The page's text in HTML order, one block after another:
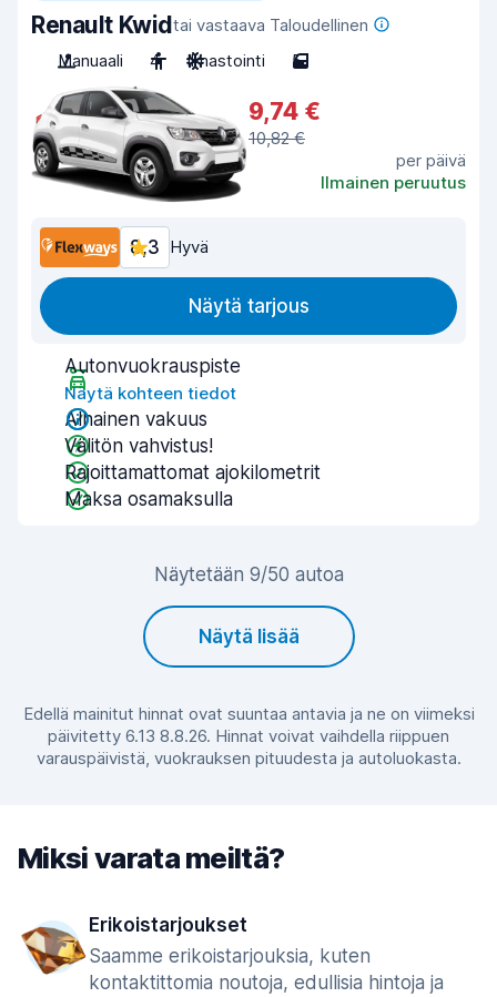
Renault Kwidtai vastaava Taloudellinen
Manuaali
4 Ilmastointi 5
9,74 €
10,82 €
per päivä
Ilmainen peruutus
8,3 Hyvä
Näytä tarjous
Autonvuokrauspiste
Näytä kohteen tiedot
Alhainen vakuus
Välitön vahvistus!
Rajoittamattomat ajokilometrit
Maksa osamaksulla
Näytetään 9/50 autoa
Näytä lisää
Edellä mainitut hinnat ovat suuntaa antavia ja ne on viimeksi
päivitetty 6.13 8.8.26. Hinnat voivat vaihdella riippuen
varauspäivistä, vuokrauksen pituudesta ja autoluokasta.
Miksi varata meiltä?
Erikoistarjoukset
Saamme erikoistarjouksia, kuten
kontaktittomia noutoja, edullisia hintoja ja